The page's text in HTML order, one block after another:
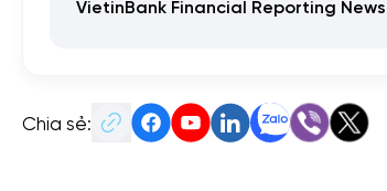
VietinBank Financial Reporting
Chia sẻ: